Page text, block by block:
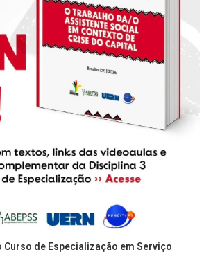
de Especialização em Serviço